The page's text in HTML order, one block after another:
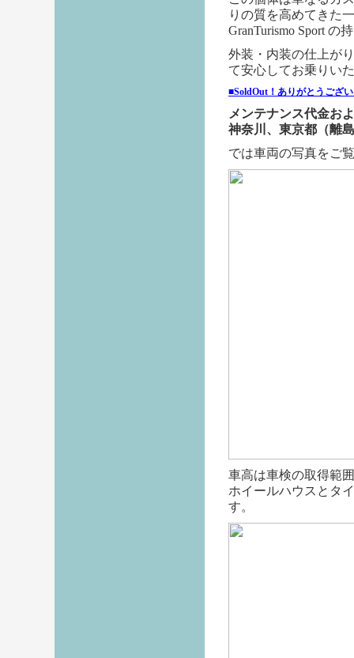
りの質を高めてきた
GranTurismo Sport の
外装・内装の仕上が
て安心してお乗りい
■SoldOut！ありがとうござ
メンテナンス代金お
神奈川、東京都（離
では車両の写真をご
車高は車検の取得範
ホイールハウスとタ
す。